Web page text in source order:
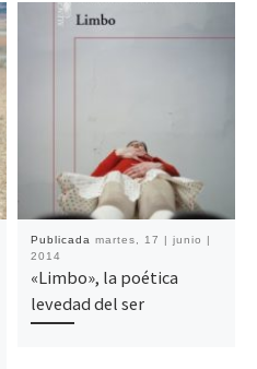
Publicada martes, 17 | junio |
2014
«Limbo», la poética
levedad del ser